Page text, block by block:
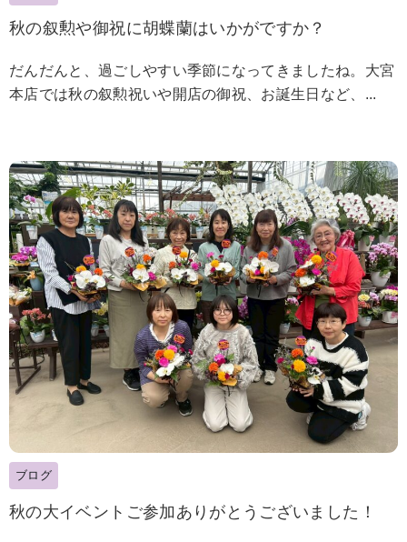
秋の叙勲や御祝に胡蝶蘭はいかがですか？
だんだんと、過ごしやすい季節になってきましたね。大宮
本店では秋の叙勲祝いや開店の御祝、お誕生日など、...
ブログ
秋の大イベントご参加ありがとうございました！